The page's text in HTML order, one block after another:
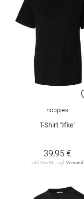
noppies
T-Shirt "Ifke"
39,95 €
inkl. MwSt. zzgl. Versand